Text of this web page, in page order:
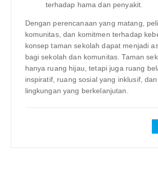
terhadap hama dan penyakit.
Dengan perencanaan yang matang,
komunitas, dan komitmen terhadap
konsep taman sekolah dapat menjadi
bagi sekolah dan komunitas. Taman
hanya ruang hijau, tetapi juga ruang
inspiratif, ruang sosial yang inklusif,
lingkungan yang berkelanjutan.